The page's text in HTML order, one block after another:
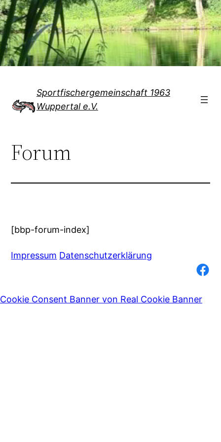
Direkt
zum
Inhalt
wechseln
Sportfischergemeinschaft 1963
Wuppertal e.V.
Forum
[bbp-forum-index]
Impressum Datenschutzerklärung
Facebook
Cookie Consent Banner von Real Cookie Banner